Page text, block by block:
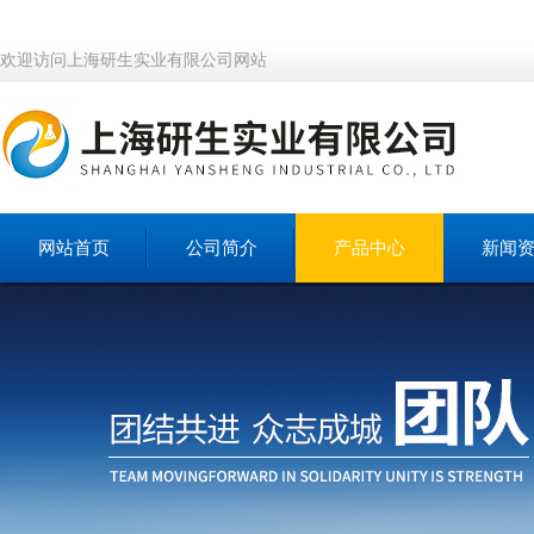
欢迎访问上海研生实业有限公司网站
网站首页 公司简介 产品中心 新闻